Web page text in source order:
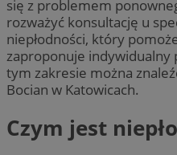
się z problemem
rozważyć konsultację u
niepłodności, który
zaproponuje indywidualny
tym zakresie można
Bocian w Katowicach.
Czym jest